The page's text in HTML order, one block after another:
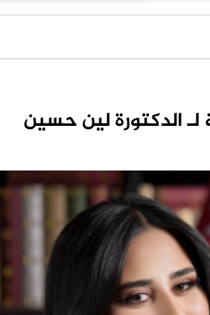
لـ الدكتورة لين حسين